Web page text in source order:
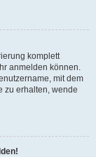
komplett
anmelden können.
mit dem
zu erhalten, wende